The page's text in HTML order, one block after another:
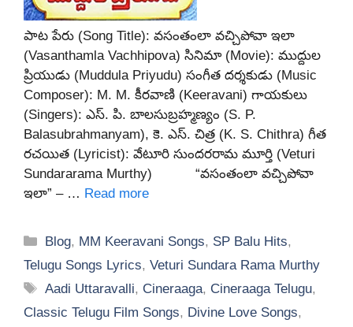
పాట పేరు (Song Title): వసంతంలా వచ్చిపోవా ఇలా
(Vasanthamla Vachhipova) సినిమా (Movie): ముద్దుల
ప్రియుడు (Muddula Priyudu) సంగీత దర్శకుడు (Music
Composer): M. M. కీరవాణి (Keeravani) గాయకులు
(Singers): ఎస్. పి. బాలసుబ్రహ్మణ్యం (S. P.
Balasubrahmanyam), కె. ఎస్. చిత్ర (K. S. Chithra) గీత
రచయిత (Lyricist): వేటూరి సుందరరామ మూర్తి (Veturi
Sundararama Murthy) “వసంతంలా వచ్చిపోవా
ఇలా” – … Read more
Categories
Blog, MM Keeravani Songs, SP Balu Hits,
Telugu Songs Lyrics, Veturi Sundara Rama Murthy
Tags
Aadi Uttaravalli, Cineraaga, Cineraaga Telugu,
Classic Telugu Film Songs, Divine Love Songs,